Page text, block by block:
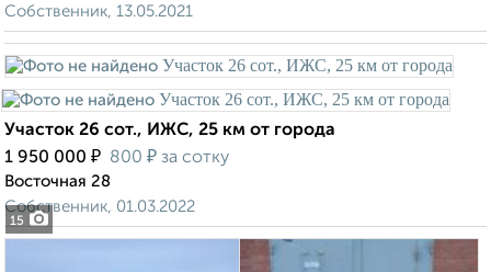
Собственник, 13.05.2021
15
Участок 26 сот., ИЖС, 25 км от города
1 950 000 ₽ 800 ₽ за сотку
Восточная 28
Собственник, 01.03.2022